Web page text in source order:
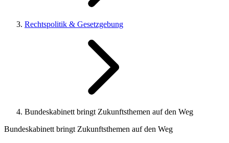
Rechtspolitik & Gesetzgebung
Bundeskabinett bringt Zukunftsthemen auf den Weg
Bundeskabinett bringt Zukunftsthemen auf den Weg